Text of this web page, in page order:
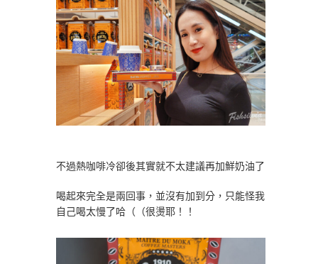
不過熱咖啡冷卻後其實就不太建議再加鮮奶油了
喝起來完全是兩回事，並沒有加到分，只能怪我
自己喝太慢了哈（（很燙耶！！